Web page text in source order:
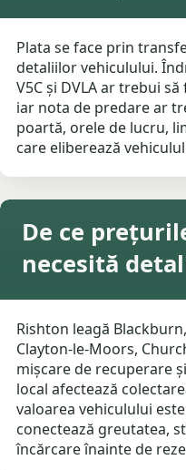
Plata se face prin
detaliilor vehiculului.
V5C și DVLA ar trebui
iar nota de predare ar
poartă, orele de lucru,
care eliberează
De ce
necesită
Rishton leagă
Clayton-le-Moors,
mișcare de recuperare
local afectează
valoarea vehiculului
conectează greutatea,
încărcare înainte de